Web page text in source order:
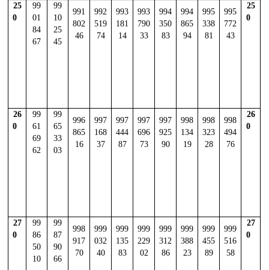
25
0
99
01
84
67
99
10
25
45
991
802
46
992
519
74
993
181
14
993
790
33
994
350
83
994
865
94
995
338
81
995
772
43
25
0
26
0
99
61
69
62
99
65
33
03
996
865
16
997
168
37
997
444
87
997
696
73
997
925
90
998
134
19
998
323
28
998
494
76
26
0
27
0
99
86
50
10
99
87
90
66
998
917
70
999
032
40
999
135
83
999
229
02
999
312
86
999
388
23
999
455
89
999
516
58
27
0